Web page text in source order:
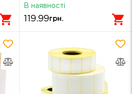
В наявності
119.99грн.